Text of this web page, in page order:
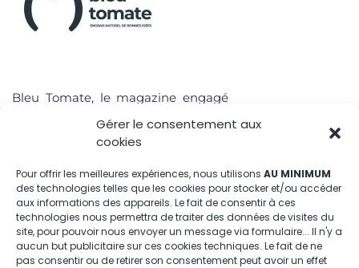
Gérer le consentement aux
cookies
Pour offrir les meilleures expériences, nous utilisons AU MINIMUM
des technologies telles que les cookies pour stocker et/ou accéder
aux informations des appareils. Le fait de consentir à ces
technologies nous permettra de traiter des données de visites du
site, pour pouvoir nous envoyer un message via formulaire... Il n'y a
aucun but publicitaire sur ces cookies techniques. Le fait de ne
pas consentir ou de retirer son consentement peut avoir un effet
Bleu Tomate, le magazine engagé
Provence et en Méditerranée.
Accès rapide